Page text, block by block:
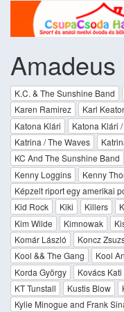
Amadeus
K.C. & The Sunshine Band
Karen Ramirez
Karl
Katona Klári
Katona Klári
Katrina / The Waves
KC And The Sunshine Band
Kenny Loggins
Kenny
Képzelt riport egy amerikai
Kid Rock
Kiki Killers
Kim Wilde
Kimnowak
Komár László
Koncz
Kool && The Gang
Kool
Korda György
Kovács Kati
KT Tunstall
Kustis Blow
Kylie Minogue and Frank